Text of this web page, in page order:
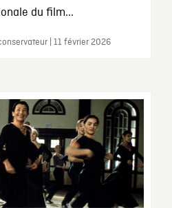
du film...
| 11 février 2026